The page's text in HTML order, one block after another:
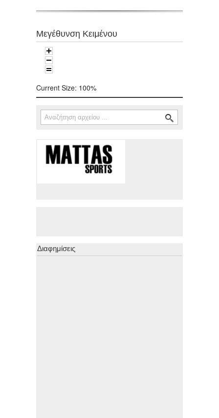
Μεγέθυνση Κειμένου
Current Size: 100%
Φόρμα αναζήτησης
Αναζήτηση
Διαφημίσεις